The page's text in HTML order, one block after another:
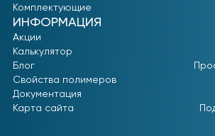
Комплектующие
ИНФОРМАЦИЯ
Акции
Калькулятор
Блог
Свойства полимеров
Документация
Карта сайта